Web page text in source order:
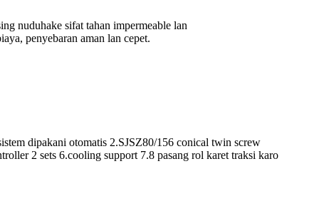
nuduhake sifat tahan impermeable lan
penyebaran aman lan cepet.
dipakani otomatis 2.SJSZ80/156 conical twin screw
2 sets 6.cooling support 7.8 pasang rol karet traksi karo